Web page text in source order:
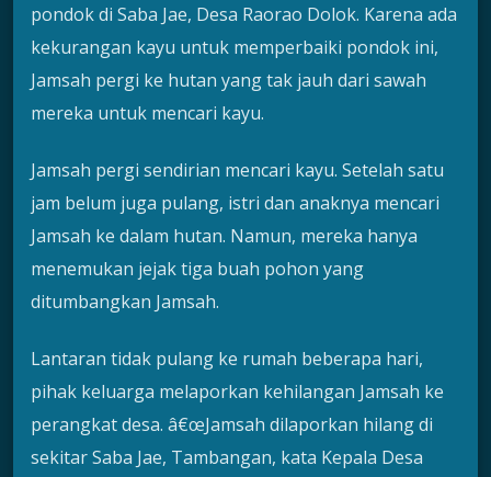
pondok di Saba Jae, Desa Raorao Dolok. Karena ada
kekurangan kayu untuk memperbaiki pondok ini,
Jamsah pergi ke hutan yang tak jauh dari sawah
mereka untuk mencari kayu.
Jamsah pergi sendirian mencari kayu. Setelah satu
jam belum juga pulang, istri dan anaknya mencari
Jamsah ke dalam hutan. Namun, mereka hanya
menemukan jejak tiga buah pohon yang
ditumbangkan Jamsah.
Lantaran tidak pulang ke rumah beberapa hari,
pihak keluarga melaporkan kehilangan Jamsah ke
perangkat desa. â€œJamsah dilaporkan hilang di
sekitar Saba Jae, Tambangan, kata Kepala Desa